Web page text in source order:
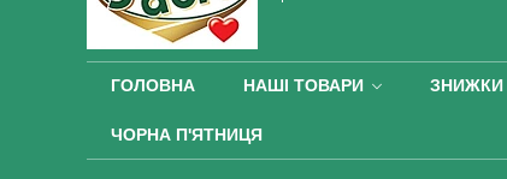
ГОЛОВНА НАШІ ТОВАРИ ЗНИЖКИ
ЧОРНА П'ЯТНИЦЯ